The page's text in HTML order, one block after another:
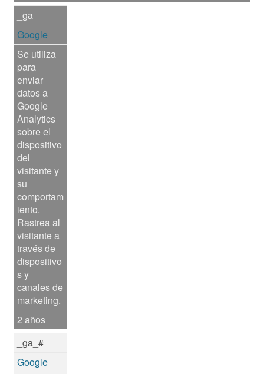
_ga
Google
Se utiliza
para
enviar
datos a
Google
Analytics
sobre el
dispositivo
del
visitante y
su
comportam
iento.
Rastrea al
visitante a
través de
dispositivo
s y
canales de
marketing.
2 años
_ga_#
Google